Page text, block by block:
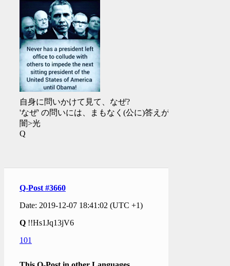
自身に問いかけて見て、なぜ?
'なぜ' の問いには、まもなく(公に)答えが
闇>光
Q
Q-Post #3660
Date: 2019-12-07 18:41:02 (UTC +1)
Q !!Hs1Jq13jV6
101